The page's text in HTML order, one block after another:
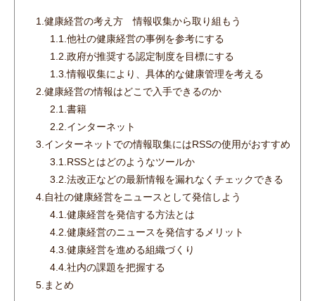
1. 健康経営の考え方 情報収集から取り組もう
1.1. 他社の健康経営の事例を参考にする
1.2. 政府が推奨する認定制度を目標にする
1.3.情報収集により、具体的な健康管理を考える
2. 健康経営の情報はどこで入手できるのか
2.1. 書籍
2.2. インターネット
3. インターネットでの情報取集にはRSSの使用がおすすめ
3.1. RSSとはどのようなツールか
3.2. 法改正などの最新情報を漏れなくチェックできる
4. 自社の健康経営をニュースとして発信しよう
4.1. 健康経営を発信する方法とは
4.2. 健康経営のニュースを発信するメリット
4.3. 健康経営を進める組織づくり
4.4. 社内の課題を把握する
5. まとめ